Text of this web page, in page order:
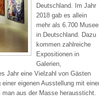
Deutschland. Im Jahr
2018 gab es allein
mehr als 6.700
in Deutschland. Dazu
kommen zahlreiche
Expositionen in
Galerien,
Jahr eine Vielzahl von Gästen
eigenen Ausstellung mit
aus der Masse heraussticht.